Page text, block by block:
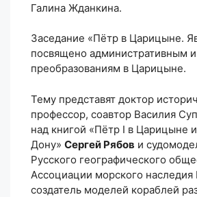
Галина Жданкина.
Заседание «Пётр в Царицыне.
посвящено административным
преобразованиям в Царицыне.
Тему представят доктор
профессор, соавтор Василия
над книгой «Пётр I в Царицыне
Дону» Сергей Рябов и
Русского географического
Ассоциации морского наследия
создатель моделей кораблей